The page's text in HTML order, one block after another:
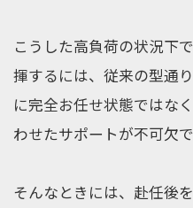
こうした高負荷の状況下
揮するには、従来の型通
に完全お任せ状態ではな
わせたサポートが不可欠で
そんなときには、赴任後